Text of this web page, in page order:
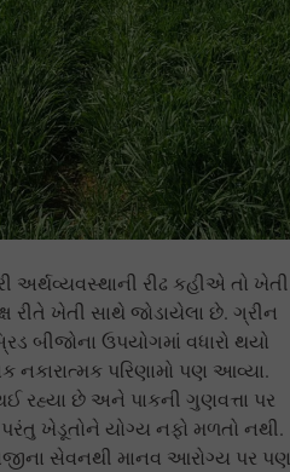
અર્થવ્યવસ્થાની રીઢ કહીએ તો ખેતી
રીતે ખેતી સાથે જોડાયેલા છે. ગ્રીન
બીજોના ઉપયોગમાં વધારો થયો
પરિણામો પણ આવ્યા.
રહ્યા છે અને પાકની ગુણવત્તા પર
ખેડૂતોને યોગ્ય નફો મળતો નથી.
સેવનથી માનવ આરોગ્ય પર પણ